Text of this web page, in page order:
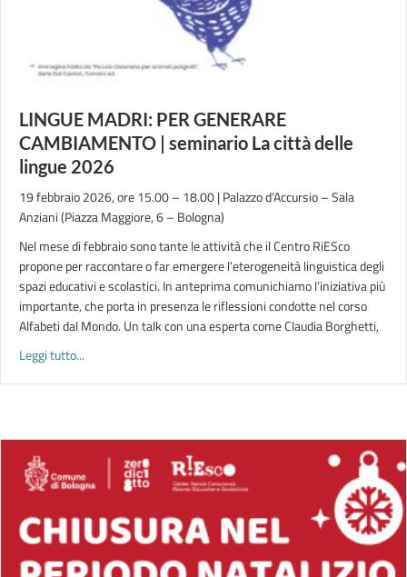
LINGUE MADRI: PER GENERARE
CAMBIAMENTO | seminario La città delle
lingue 2026
19 febbraio 2026, ore 15.00 – 18.00 | Palazzo d’Accursio – Sala
Anziani (Piazza Maggiore, 6 – Bologna)
Nel mese di febbraio sono tante le attività che il Centro RiESco
propone per raccontare o far emergere l’eterogeneità linguistica degli
spazi educativi e scolastici. In anteprima comunichiamo l’iniziativa più
importante, che porta in presenza le riflessioni condotte nel corso
Alfabeti dal Mondo. Un talk con una esperta come Claudia Borghetti,
Leggi tutto...